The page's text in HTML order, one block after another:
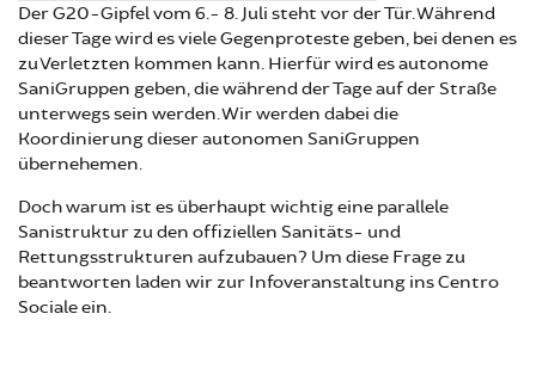
Der G20-Gipfel vom 6.- 8. Juli steht vor der Tür. Während
dieser Tage wird es viele Gegenproteste geben, bei denen es
zu Verletzten kommen kann. Hierfür wird es autonome
SaniGruppen geben, die während der Tage auf der Straße
unterwegs sein werden. Wir werden dabei die
Koordinierung dieser autonomen SaniGruppen
übernehemen.
Doch warum ist es überhaupt wichtig eine parallele
Sanistruktur zu den offiziellen Sanitäts- und
Rettungsstrukturen aufzubauen? Um diese Frage zu
beantworten laden wir zur Infoveranstaltung ins Centro
Sociale ein.